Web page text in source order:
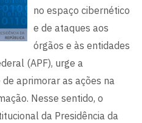
no espaço cibernético
e de ataques aos
órgãos e às entidades
(APF), urge a
aprimorar as ações na
Nesse sentido, o
da Presidência da